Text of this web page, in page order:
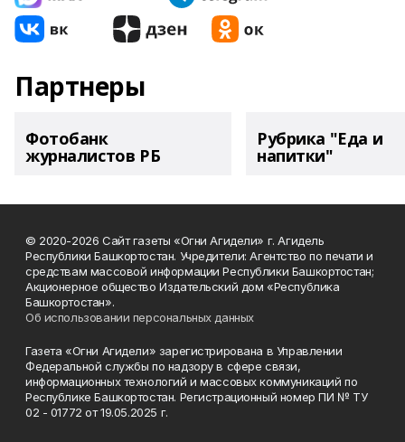
Партнеры
Фотобанк
журналистов РБ
Рубрика "Еда и
напитки"
© 2020-2026 Сайт газеты «Огни Агидели» г. Агидель
Республики Башкортостан. Учредители: Агентство по печати и
средствам массовой информации Республики Башкортостан;
Акционерное общество Издательский дом «Республика
Башкортостан».
Об использовании персональных данных
Газета «Огни Агидели» зарегистрирована в Управлении
Федеральной службы по надзору в сфере связи,
информационных технологий и массовых коммуникаций по
Республике Башкортостан. Регистрационный номер ПИ № ТУ
02 - 01772 от 19.05.2025 г.